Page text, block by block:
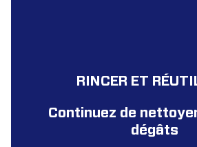
RINCER ET
Continuez de
dégâts